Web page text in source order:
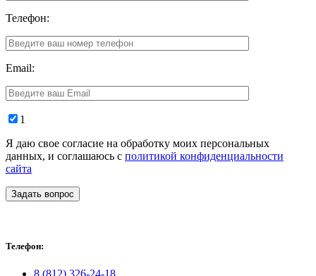
Телефон:
Email:
1
Я даю свое согласие на обработку моих персональных
данных, и соглашаюсь с политикой конфиденциальности
сайта
Задать вопрос
Телефон: